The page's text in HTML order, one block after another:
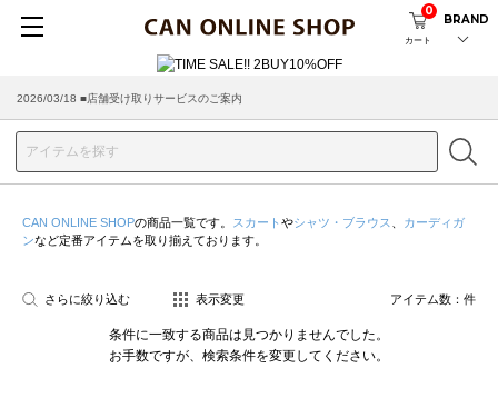
カート
0
BRAND
2026/03/18 ■店舗受け取りサービスのご案内
CAN ONLINE SHOPの商品一覧です。 スカート やシャツ・ブラウス
カーディガ
ンなど定番アイテムを取り揃えております。
さらに絞り込む 表示変更 アイテム数： 件
条件に一致する商品は見つかりませんでした。
お手数ですが、検索条件を変更してください。